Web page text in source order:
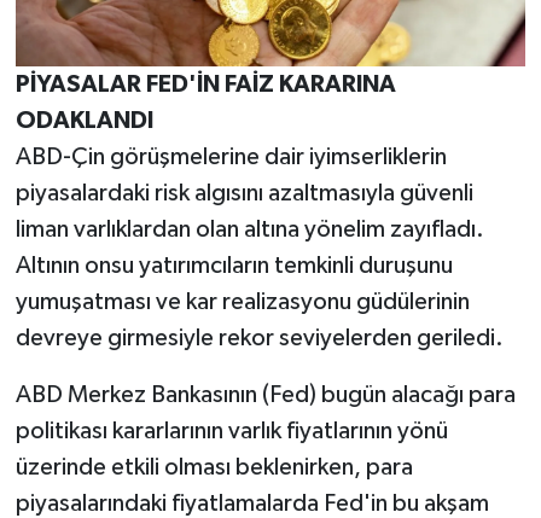
PİYASALAR FED'İN FAİZ KARARINA
ODAKLANDI
ABD-Çin görüşmelerine dair iyimserliklerin
piyasalardaki risk algısını azaltmasıyla güvenli
liman varlıklardan olan altına yönelim zayıfladı.
Altının onsu yatırımcıların temkinli duruşunu
yumuşatması ve kar realizasyonu güdülerinin
devreye girmesiyle rekor seviyelerden geriledi.
ABD Merkez Bankasının (Fed) bugün alacağı para
politikası kararlarının varlık fiyatlarının yönü
üzerinde etkili olması beklenirken, para
piyasalarındaki fiyatlamalarda Fed'in bu akşam